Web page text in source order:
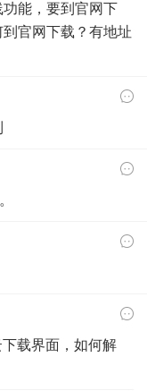
功能，要到官网下
官网下载？有地址
载界面，如何解